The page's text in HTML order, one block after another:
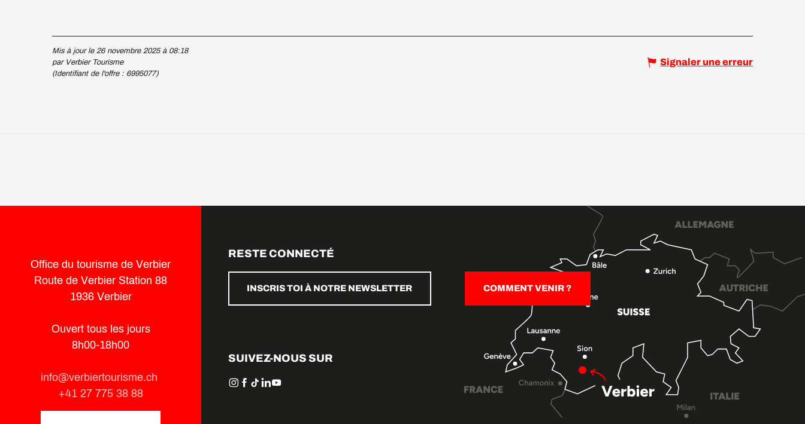
Mis à jour le 26 novembre 2025 à 08:18
par Verbier Tourisme
(Identifiant de l'offre : 6995077)
Signaler une erreur
Office du tourisme de Verbier
Route de Verbier Station 88
1936 Verbier
Ouvert tous les jours
8h00-18h00
info@verbiertourisme.ch
+41 27 775 38 88
RESTE CONNECTÉ
INSCRIS TOI À NOTRE NEWSLETTER COMMENT VENIR ?
SUIVEZ-NOUS SUR